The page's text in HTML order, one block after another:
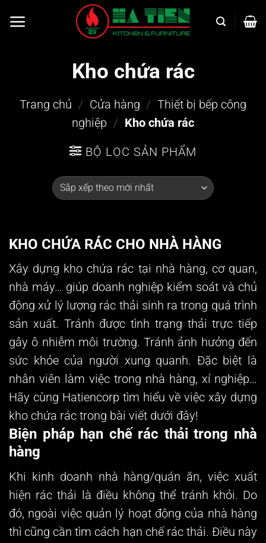
qua
Kho chứa rác
Trang chủ / Cửa hàng / Thiết bị bếp công
nghiệp / Kho chứa rác
BỘ LỌC SẢN PHẨM
KHO CHỨA RÁC CHO NHÀ HÀNG
Xây dựng kho chứa rác tại nhà hàng, cơ quan,
nhà máy… giúp doanh nghiệp kiểm soát và chủ
động xử lý lượng rác thải sinh ra trong quá trình
sản xuất. Tránh được tình trạng thải trực tiếp
gây ô nhiễm môi trường. Tránh ảnh hưởng đến
sức khỏe của người xung quanh. Đặc biệt là
nhân viên làm việc trong nhà hàng, xí nghiệp…
Hãy cùng Hatiencorp tìm hiểu về việc xây dựng
kho chứa rác trong bài viết dưới đây!
Biện pháp hạn chế rác thải trong nhà
hàng
Khi kinh doanh nhà hàng/quán ăn, việc xuất
hiện rác thải là điều không thể tránh khỏi. Do
đó, ngoài việc quản lý hoạt động của nhà hàng
thì cũng cần tìm cách hạn chế rác thải. Điều này